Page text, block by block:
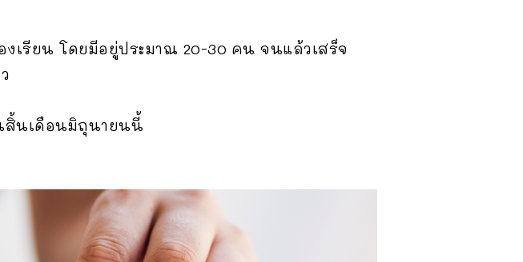
เรียน โดยมีอยู่ประมาณ 20-30 คน จนแล้วเสร็จ
สิ้นเดือนมิถุนายนนี้